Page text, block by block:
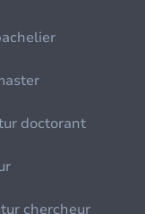
doctorant
chercheur